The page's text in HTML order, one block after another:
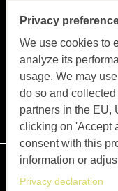
SEG-
Privacy
We use cookies to
analyze its
usage. We may
do so and
partners in the EU,
clicking on 'Accept
consent with this
information or
Privacy declaration